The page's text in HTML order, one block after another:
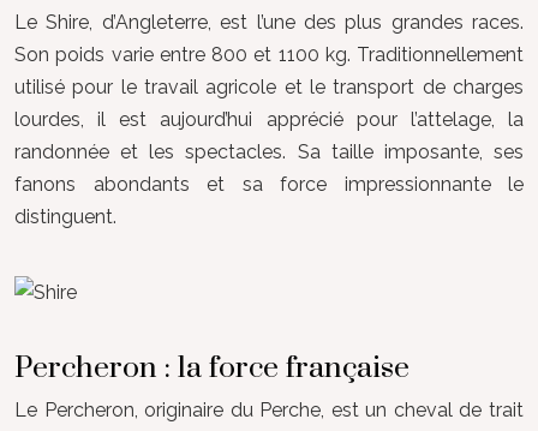
Le Shire, d’Angleterre, est l’une des plus grandes races.
Son poids varie entre 800 et 1100 kg. Traditionnellement
utilisé pour le travail agricole et le transport de charges
lourdes, il est aujourd’hui apprécié pour l’attelage, la
randonnée et les spectacles. Sa taille imposante, ses
fanons abondants et sa force impressionnante le
distinguent.
Percheron : la force française
Le Percheron, originaire du Perche, est un cheval de trait